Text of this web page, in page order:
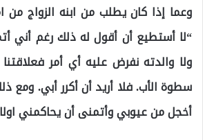
وعما إذا كان يطلب من ابنه الزواج من
“لا أستطيع أن أقول له ذلك رغم أني
ولا والدته نفرض عليه أي أمر
سطوة الأب. فلا أريد أن أكرر أبي. ومع
أخجل من عيوبي وأتمنى أن يحاكمني